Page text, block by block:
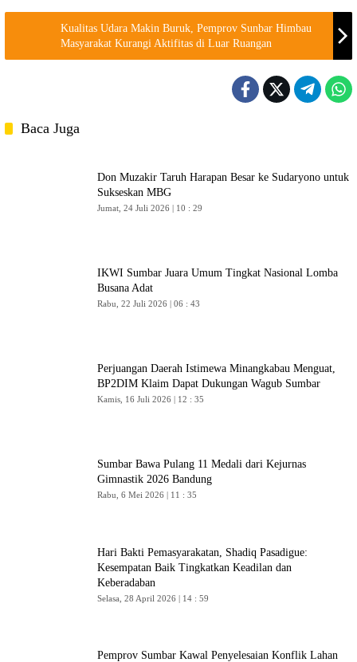
Kualitas Udara Makin Buruk, Pemprov Sunbar Himbau
Masyarakat Kurangi Aktifitas di Luar Ruangan
Baca Juga
Don Muzakir Taruh Harapan Besar ke Sudaryono untuk
Sukseskan MBG
Jumat, 24 Juli 2026 | 10 : 29
IKWI Sumbar Juara Umum Tingkat Nasional Lomba
Busana Adat
Rabu, 22 Juli 2026 | 06 : 43
Perjuangan Daerah Istimewa Minangkabau Menguat,
BP2DIM Klaim Dapat Dukungan Wagub Sumbar
Kamis, 16 Juli 2026 | 12 : 35
Sumbar Bawa Pulang 11 Medali dari Kejurnas
Gimnastik 2026 Bandung
Rabu, 6 Mei 2026 | 11 : 35
Hari Bakti Pemasyarakatan, Shadiq Pasadigue:
Kesempatan Baik Tingkatkan Keadilan dan
Keberadaban
Selasa, 28 April 2026 | 14 : 59
Pemprov Sumbar Kawal Penyelesaian Konflik Lahan